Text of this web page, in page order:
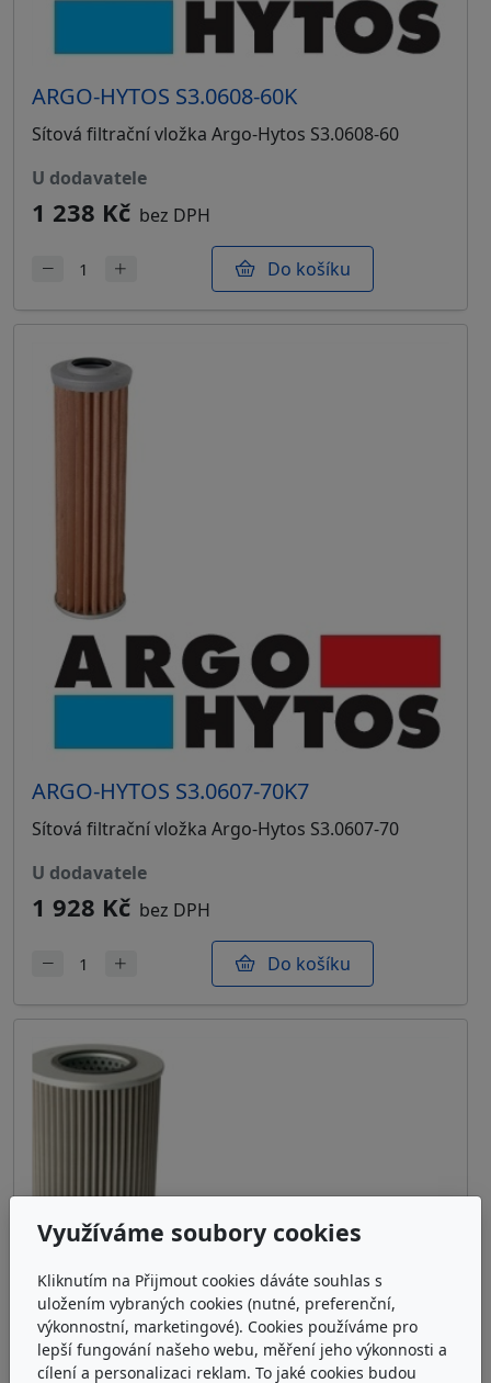
ARGO-HYTOS S3.0608-60K
Sítová filtrační vložka Argo-Hytos S3.0608-60
u dodavatele
1 238 Kč bez DPH
Do košíku
ARGO-HYTOS S3.0607-70K7
Sítová filtrační vložka Argo-Hytos S3.0607-70
u dodavatele
1 928 Kč bez DPH
Do košíku
Využíváme soubory cookies
Kliknutím na Přijmout cookies dáváte souhlas s
uložením vybraných cookies (nutné, preferenční,
výkonnostní, marketingové). Cookies používáme pro
lepší fungování našeho webu, měření jeho výkonnosti a
cílení a personalizaci reklam. To jaké cookies budou